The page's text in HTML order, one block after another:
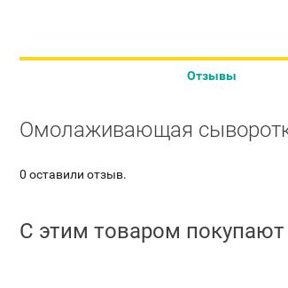
Отзывы
Омолаживающая
0 оставили отзыв.
С этим товаром покупают